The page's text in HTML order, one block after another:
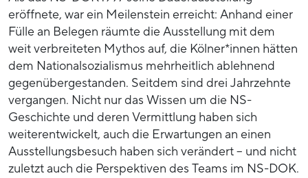
eröffnete, war ein Meilenstein erreicht: Anhand einer
Fülle an Belegen räumte die Ausstellung mit dem
weit verbreiteten Mythos auf, die Kölner*innen hätten
dem Nationalsozialismus mehrheitlich ablehnend
gegenübergestanden. Seitdem sind drei Jahrzehnte
vergangen. Nicht nur das Wissen um die NS-
Geschichte und deren Vermittlung haben sich
weiterentwickelt, auch die Erwartungen an einen
Ausstellungsbesuch haben sich verändert – und nicht
zuletzt auch die Perspektiven des Teams im NS-DOK.